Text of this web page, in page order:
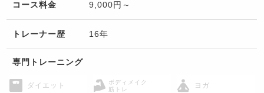
コース料金 9,000円～
トレーナー歴 16年
専門トレーニング
ダイエット
ボディメイク
筋トレ
ヨガ